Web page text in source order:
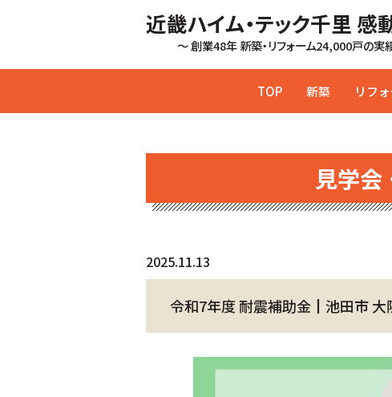
近畿ハイム・テック千里 感
～ 創業48年 新築・リフォーム24,000戸の実
TOP 新築 リフ
見学会
2025.11.13
令和7年度 耐震補助金┃池田市 大